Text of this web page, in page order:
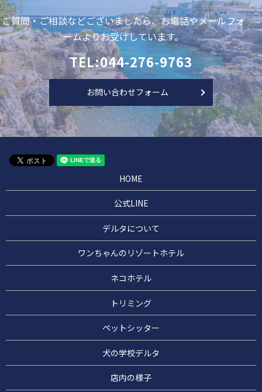
ご質問・ご相談などございましたら、お電話やメールフォ
ームよりお受けしています。
TEL:044-276-9763
お問い合わせフォーム
HOME
公式LINE
デルタについて
ワンちゃんのリゾートホテル
ネコホテル
トリミング
ペットシッター
犬の学校デルタ
店内の様子